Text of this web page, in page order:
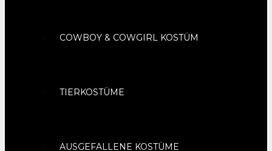
COWBOY & COWGIRL KOSTÜM
TIERKOSTÜME
AUSGEFALLENE KOSTÜME